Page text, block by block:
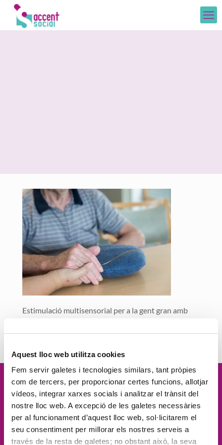
Aquest lloc web utilitza cookies
Fem servir galetes i tecnologies similars, tant pròpies
com de tercers, per proporcionar certes funcions, allotjar
vídeos, integrar xarxes socials i analitzar el trànsit del
nostre lloc web. A excepció de les galetes necessàries
per al funcionament d’aquest lloc web, sol·licitarem el
seu consentiment per millorar els nostres serveis a
través de la resta de galetes; no obstant això, la seva
Estimulació multisensorial per a la gent gran amb
Vetllem per ladignitatde les
persones, elcompromís social, la
proximitat, l'excel·lènciai la